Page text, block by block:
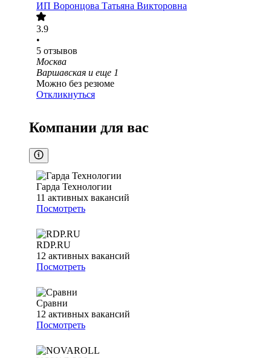
ИП Воронцова Татьяна Викторовна
3.9
•
5 отзывов
Москва
Варшавская и еще 1
Можно без резюме
Откликнуться
Компании для вас
Гарда Технологии
11 активных вакансий
Посмотреть
RDP.RU
12 активных вакансий
Посмотреть
Сравни
12 активных вакансий
Посмотреть